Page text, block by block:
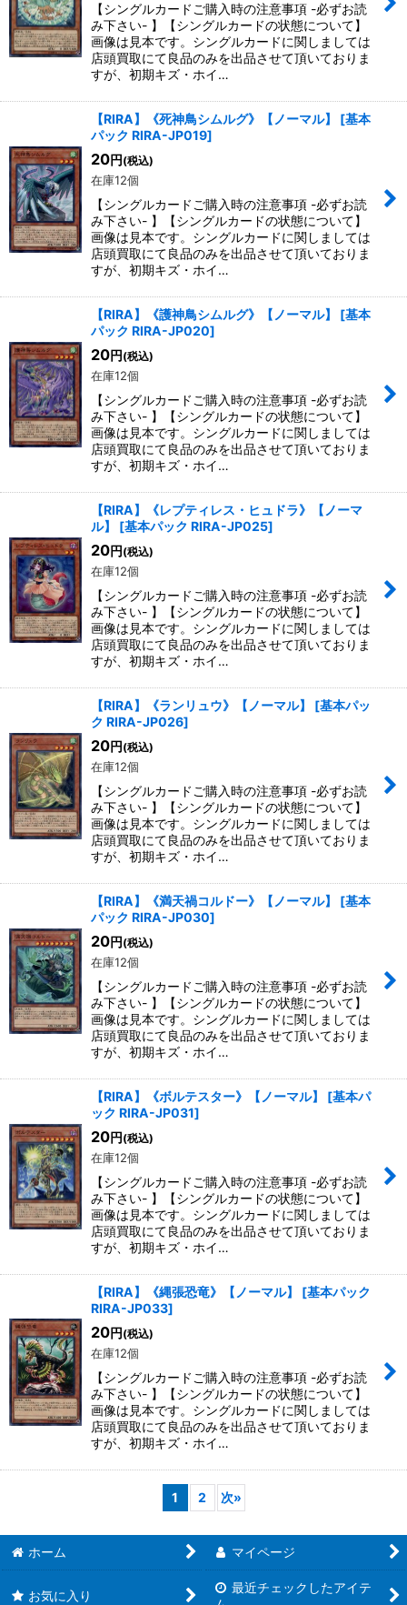
【シングルカードご購入時の注意事項 -必ずお読
み下さい- 】【シングルカードの状態について】
画像は見本です。シングルカードに関しましては
店頭買取にて良品のみを出品させて頂いておりま
すが、初期キズ・ホイ…
【RIRA】《死神鳥シムルグ》【ノーマル】 [基本
パック RIRA-JP019]
20円 (税込)
在庫12個
【シングルカードご購入時の注意事項 -必ずお読
み下さい- 】【シングルカードの状態について】
画像は見本です。シングルカードに関しましては
店頭買取にて良品のみを出品させて頂いておりま
すが、初期キズ・ホイ…
【RIRA】《護神鳥シムルグ》【ノーマル】 [基本
パック RIRA-JP020]
20円 (税込)
在庫12個
【シングルカードご購入時の注意事項 -必ずお読
み下さい- 】【シングルカードの状態について】
画像は見本です。シングルカードに関しましては
店頭買取にて良品のみを出品させて頂いておりま
すが、初期キズ・ホイ…
【RIRA】《レプティレス・ヒュドラ》【ノーマ
ル】
[基本パック RIRA-JP025]
20円 (税込)
在庫12個
【シングルカードご購入時の注意事項 -必ずお読
み下さい- 】【シングルカードの状態について】
画像は見本です。シングルカードに関しましては
店頭買取にて良品のみを出品させて頂いておりま
すが、初期キズ・ホイ…
【RIRA】《ランリュウ》【ノーマル】 [基本パッ
ク RIRA-JP026]
20円 (税込)
在庫12個
【シングルカードご購入時の注意事項 -必ずお読
み下さい- 】【シングルカードの状態について】
画像は見本です。シングルカードに関しましては
店頭買取にて良品のみを出品させて頂いておりま
すが、初期キズ・ホイ…
【RIRA】《満天禍コルドー》【ノーマル】 [基本
パック RIRA-JP030]
20円 (税込)
在庫12個
【シングルカードご購入時の注意事項 -必ずお読
み下さい- 】【シングルカードの状態について】
画像は見本です。シングルカードに関しましては
店頭買取にて良品のみを出品させて頂いておりま
すが、初期キズ・ホイ…
【RIRA】《ボルテスター》【ノーマル】 [基本パ
ック RIRA-JP031]
20円 (税込)
在庫12個
【シングルカードご購入時の注意事項 -必ずお読
み下さい- 】【シングルカードの状態について】
画像は見本です。シングルカードに関しましては
店頭買取にて良品のみを出品させて頂いておりま
すが、初期キズ・ホイ…
【RIRA】《縄張恐竜》【ノーマル】 [基本パック
RIRA-JP033]
20円 (税込)
在庫12個
【シングルカードご購入時の注意事項 -必ずお読
み下さい- 】【シングルカードの状態について】
画像は見本です。シングルカードに関しましては
店頭買取にて良品のみを出品させて頂いておりま
すが、初期キズ・ホイ…
1 2 次»
ホーム マイページ
お気に入り
最近チェックしたアイテ